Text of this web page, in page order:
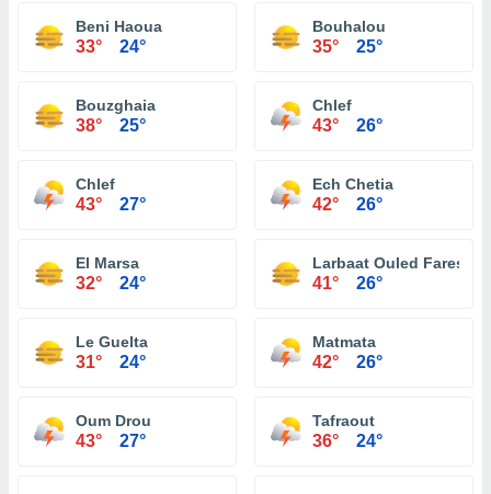
Beni Haoua
33° 24°
Bouhalou
35° 25°
Bouzghaia
38° 25°
Chlef
43° 26°
Chlef
43° 27°
Ech Chetia
42° 26°
El Marsa
32° 24°
Larbaat Ouled Fares
41° 26°
Le Guelta
31° 24°
Matmata
42° 26°
Oum Drou
43° 27°
Tafraout
36° 24°